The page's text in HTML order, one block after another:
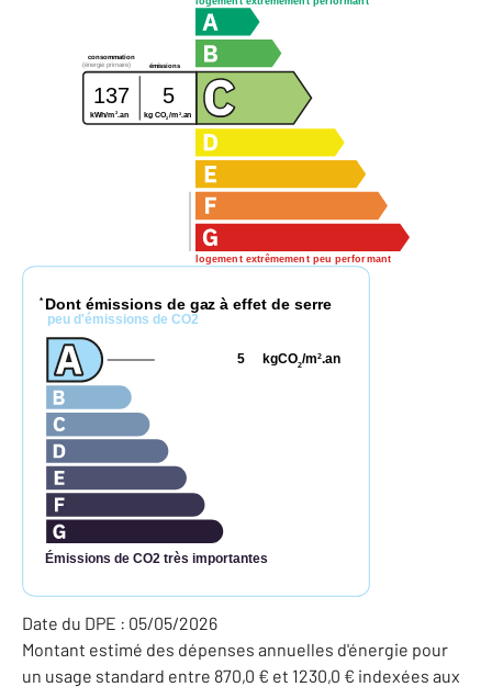
logement extrêmement peu performant
consommation
émissions
(énergie primaire)
137 5
kWh/m 2 .an kg CO2/m2.an
* Dont émissions de gaz à effet de serre
peu d'émissions de CO2
Émissions de CO2 très importantes
kgCO2/m2.an
5
Date du DPE : 05/05/2026
Montant estimé des dépenses annuelles d'énergie pour
un usage standard entre 870,0 € et 1230,0 € indexées aux